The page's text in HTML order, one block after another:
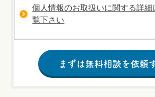
個人情報のお取扱いに関する詳細
覧下さい